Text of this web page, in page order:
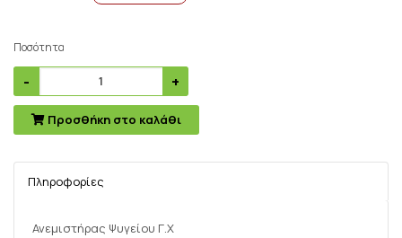
Ποσότητα
Προσθήκη στο καλάθι
Πληροφορίες
Ανεμιστήρας Ψυγείου Γ.Χ